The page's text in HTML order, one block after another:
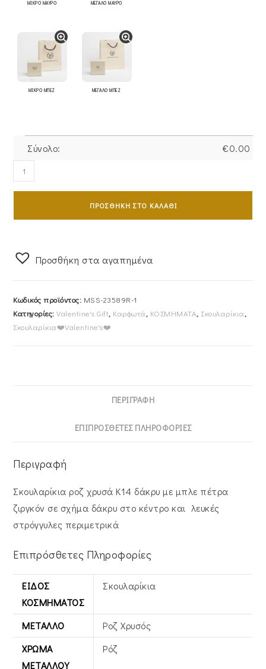
ΜΙΚΡΟ ΜΑΥΡΟ ΜΕΓΑΛΟ ΜΑΥΡΟ
ΜΙΚΡΟ ΜΠΕΖ ΜΕΓΑΛΟ ΜΠΕΖ
Σύνολο: €0.00
Σκουλαρίκια
Ροζ
Μπλε
Στο
Κέντρο
&
ΠΡΟΣΘΉΚΗ ΣΤΟ ΚΑΛΆΘΙ
Προσθήκη στα αγαπημένα
Κωδικός προϊόντος: MSS-23589R-1
Κατηγορίες:Valentine's Gift, Καρφωτά, ΚΟΣΜΗΜΑΤΑ, Σκουλαρίκια,
Σκουλαρίκια❤️Valentine's❤️
ΠΕΡΙΓΡΑΦΉ
ΕΠΙΠΡΌΣΘΕΤΕΣ ΠΛΗΡΟΦΟΡΊΕΣ
Περιγραφή
Σκουλαρίκια ροζ χρυσά Κ14 δάκρυ με μπλε πέτρα
ζιργκόν σε σχήμα δάκρυ στο κέντρο και λευκές
στρόγγυλες περιμετρικά
Επιπρόσθετες Πληροφορίες
ΕΊΔΟΣ
ΚΟΣΜΉΜΑΤΟΣ
Σκουλαρίκια
ΜΈΤΑΛΛΟ
Ροζ Χρυσός
ΧΡΏΜΑ
ΜΕΤΆΛΛΟΥ
Ρόζ